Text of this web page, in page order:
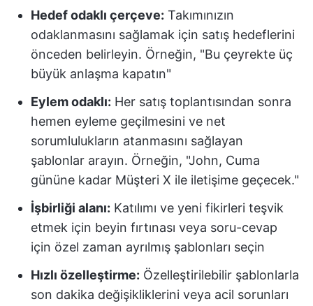
Hedef odaklı çerçeve: Takımınızın
odaklanmasını sağlamak için satış hedeflerini
önceden belirleyin. Örneğin, "Bu çeyrekte üç
büyük anlaşma kapatın"
Eylem odaklı: Her satış toplantısından sonra
hemen eyleme geçilmesini ve net
sorumlulukların atanmasını sağlayan
şablonlar arayın. Örneğin, "John, Cuma
gününe kadar Müşteri X ile iletişime geçecek."
İşbirliği alanı: Katılımı ve yeni fikirleri teşvik
etmek için beyin fırtınası veya soru-cevap
için özel zaman ayrılmış şablonları seçin
Hızlı özelleştirme: Özelleştirilebilir şablonlarla
son dakika değişikliklerini veya acil sorunları